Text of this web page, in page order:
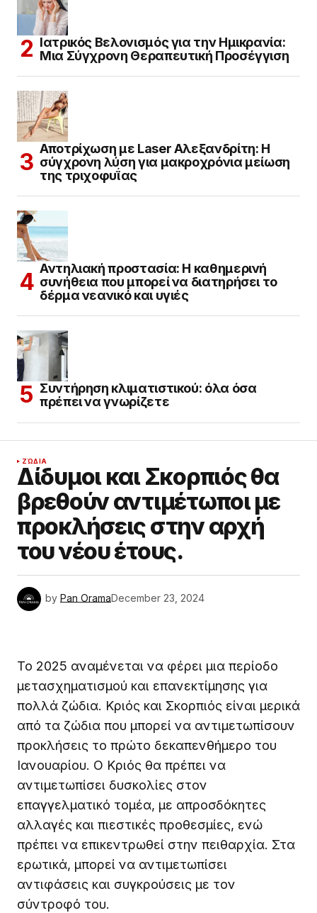
Ιατρικός Βελονισμός για την Ημικρανία:
Μια Σύγχρονη Θεραπευτική Προσέγγιση
Αποτρίχωση με Laser Αλεξανδρίτη: Η
σύγχρονη λύση για μακροχρόνια μείωση
της τριχοφυΐας
Αντηλιακή προστασία: Η καθημερινή
συνήθεια που μπορεί να διατηρήσει το
δέρμα νεανικό και υγιές
Συντήρηση κλιματιστικού: όλα όσα
πρέπει να γνωρίζετε
ΖΏΔΙΑ
Δίδυμοι και Σκορπιός θα
βρεθούν αντιμέτωποι με
προκλήσεις στην αρχή
του νέου έτους.
by Pan OramaDecember 23, 2024
Το 2025 αναμένεται να φέρει μια περίοδο
μετασχηματισμού και επανεκτίμησης για
πολλά ζώδια. Κριός και Σκορπιός είναι μερικά
από τα ζώδια που μπορεί να αντιμετωπίσουν
προκλήσεις το πρώτο δεκαπενθήμερο του
Ιανουαρίου. Ο Κριός θα πρέπει να
αντιμετωπίσει δυσκολίες στον
επαγγελματικό τομέα, με απροσδόκητες
αλλαγές και πιεστικές προθεσμίες, ενώ
πρέπει να επικεντρωθεί στην πειθαρχία. Στα
ερωτικά, μπορεί να αντιμετωπίσει
αντιφάσεις και συγκρούσεις με τον
σύντροφό του.